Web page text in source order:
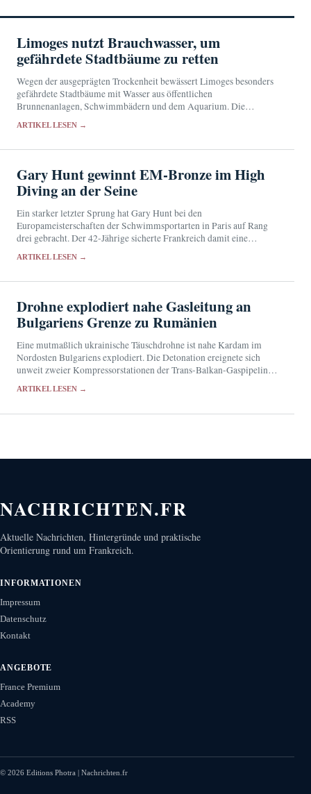
Limoges nutzt Brauchwasser, um
gefährdete Stadtbäume zu retten
Wegen der ausgeprägten Trockenheit bewässert Limoges besonders
gefährdete Stadtbäume mit Wasser aus öffentlichen
Brunnenanlagen, Schwimmbädern und dem Aquarium. Die
ARTIKEL LESEN →
Gary Hunt gewinnt EM-Bronze im High
Diving an der Seine
Ein starker letzter Sprung hat Gary Hunt bei den
Europameisterschaften der Schwimmsportarten in Paris auf Rang
drei gebracht. Der 42-Jährige sicherte Frankreich damit eine
ARTIKEL LESEN →
Drohne explodiert nahe Gasleitung an
Bulgariens Grenze zu Rumänien
Eine mutmaßlich ukrainische Täuschdrohne ist nahe Kardam im
Nordosten Bulgariens explodiert. Die Detonation ereignete sich
unweit zweier Kompressorstationen der Trans-Balkan-Gaspipeline;
ARTIKEL LESEN →
NACHRICHTEN.FR
Aktuelle Nachrichten, Hintergründe und praktische
Orientierung rund um Frankreich.
INFORMATIONEN
Impressum
Datenschutz
Kontakt
ANGEBOTE
France Premium
Academy
RSS
© 2026 Editions Photra | Nachrichten.fr